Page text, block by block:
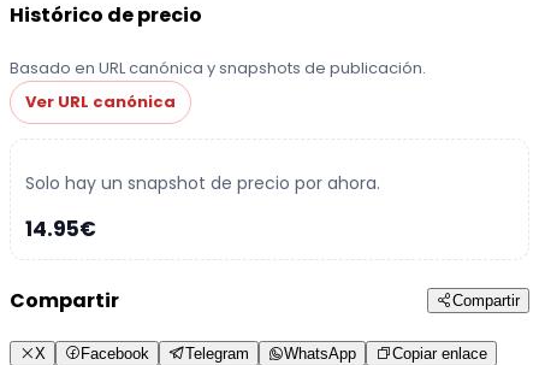
Histórico de precio
Basado en URL canónica y snapshots de publicación.
Ver URL canónica
Solo hay un snapshot de precio por ahora.
14.95€
Compartir Compartir
X Facebook Telegram WhatsApp Copiar enlace